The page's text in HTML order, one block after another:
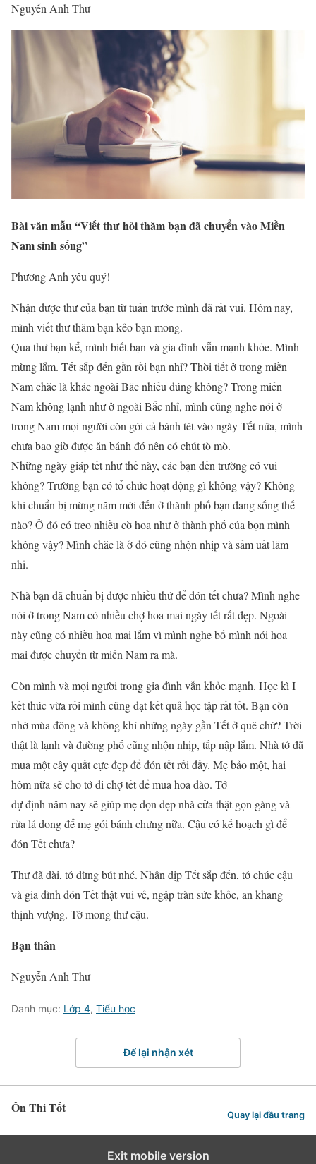
Nguyễn Anh Thư
Bài văn mẫu “Viết thư hỏi thăm bạn đã chuyển vào Miền
Nam sinh sống”
Phương Anh yêu quý!
Nhận được thư của bạn từ tuần trước mình đã rất vui. Hôm nay,
mình viết thư thăm bạn kẻo bạn mong.
Qua thư bạn kể, mình biết bạn và gia đình vẫn mạnh khỏe. Mình
mừng lắm. Tết sắp đến gần rồi bạn nhỉ? Thời tiết ở trong miền
Nam chắc là khác ngoài Bắc nhiều đúng không? Trong miền
Nam không lạnh như ở ngoài Bắc nhỉ, mình cũng nghe nói ở
trong Nam mọi người còn gói cả bánh tét vào ngày Tết nữa, mình
chưa bao giờ được ăn bánh đó nên có chút tò mò.
Những ngày giáp tết như thế này, các bạn đến trường có vui
không? Trường bạn có tổ chức hoạt động gì không vậy? Không
khí chuẩn bị mừng năm mới đến ở thành phố bạn đang sống thế
nào? Ở đó có treo nhiều cờ hoa như ở thành phố của bọn mình
không vậy? Mình chắc là ở đó cũng nhộn nhịp và sầm uất lắm
nhỉ.
Nhà bạn đã chuẩn bị được nhiều thứ để đón tết chưa? Mình nghe
nói ở trong Nam có nhiều chợ hoa mai ngày tết rất đẹp. Ngoài
này cũng có nhiều hoa mai lắm vì mình nghe bố mình nói hoa
mai được chuyển từ miền Nam ra mà.
Còn mình và mọi người trong gia đình vẫn khỏe mạnh. Học kì I
kết thúc vừa rồi mình cũng đạt kết quả học tập rất tốt. Bạn còn
nhớ mùa đông và không khí những ngày gần Tết ở quê chứ? Trời
thật là lạnh và đường phố cũng nhộn nhịp, tấp nập lắm. Nhà tớ đã
mua một cây quất cực đẹp để đón tết rồi đấy. Mẹ bảo một, hai
hôm nữa sẽ cho tớ đi chợ tết để mua hoa đào. Tớ
dự định năm nay sẽ giúp mẹ dọn dẹp nhà cửa thật gọn gàng và
rửa lá dong để mẹ gói bánh chưng nữa. Cậu có kế hoạch gì để
đón Tết chưa?
Thư đã dài, tớ dừng bút nhé. Nhân dịp Tết sắp đến, tớ chúc cậu
và gia đình đón Tết thật vui vẻ, ngập tràn sức khỏe, an khang
thịnh vượng. Tớ mong thư cậu.
Bạn thân
Nguyễn Anh Thư
Danh mục: Lớp 4, Tiểu học
Để lại nhận xét
Ôn Thi Tốt Quay lại đầu trang
Exit mobile version